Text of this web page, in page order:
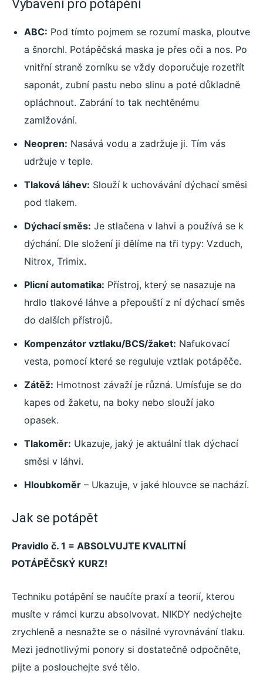
Vybavení pro potápění
ABC: Pod tímto pojmem se rozumí maska, ploutve
a šnorchl. Potápěčská maska je přes oči a nos. Po
vnitřní straně zorníku se vždy doporučuje rozetřít
saponát, zubní pastu nebo slinu a poté důkladně
opláchnout. Zabrání to tak nechtěnému
zamlžování.
Neopren: Nasává vodu a zadržuje ji. Tím vás
udržuje v teple.
Tlaková láhev: Slouží k uchovávání dýchací směsi
pod tlakem.
Dýchací směs: Je stlačena v lahvi a používá se k
dýchání. Dle složení ji dělíme na tři typy: Vzduch,
Nitrox, Trimix.
Plicní automatika: Přístroj, který se nasazuje na
hrdlo tlakové láhve a přepouští z ní dýchací směs
do dalších přístrojů.
Kompenzátor vztlaku/BCS/žaket: Nafukovací
vesta, pomocí které se reguluje vztlak potápěče.
Zátěž: Hmotnost závaží je různá. Umísťuje se do
kapes od žaketu, na boky nebo slouží jako
opasek.
Tlakoměr: Ukazuje, jaký je aktuální tlak dýchací
směsi v láhvi.
Hloubkoměr – Ukazuje, v jaké hlouvce se nachází.
Jak se potápět
Pravidlo č. 1 = ABSOLVUJTE KVALITNÍ
POTÁPĚČSKÝ KURZ!
Techniku potápění se naučíte praxí a teorií, kterou
musíte v rámci kurzu absolvovat. NIKDY nedýchejte
zrychleně a nesnažte se o násilné vyrovnávání tlaku.
Mezi jednotlivými ponory si dostatečně odpočněte,
pijte a poslouchejte své tělo.